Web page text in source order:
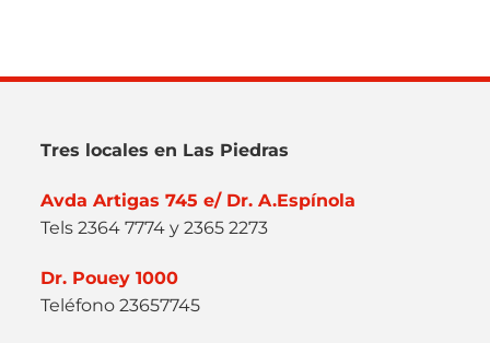
Tres locales en Las Piedras
Avda Artigas 745 e/ Dr. A.Espínola
Tels 2364 7774 y 2365 2273
Dr. Pouey 1000
Teléfono 23657745